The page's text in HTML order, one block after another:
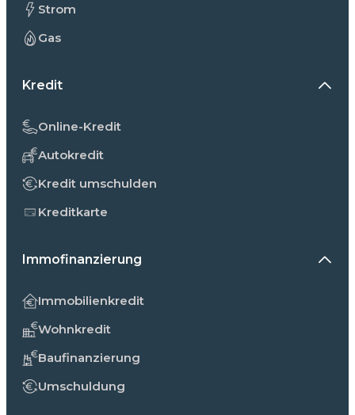
Strom
Gas
Kredit
Online-Kredit
Autokredit
Kredit umschulden
Kreditkarte
Immofinanzierung
Immobilienkredit
Wohnkredit
Baufinanzierung
Umschuldung